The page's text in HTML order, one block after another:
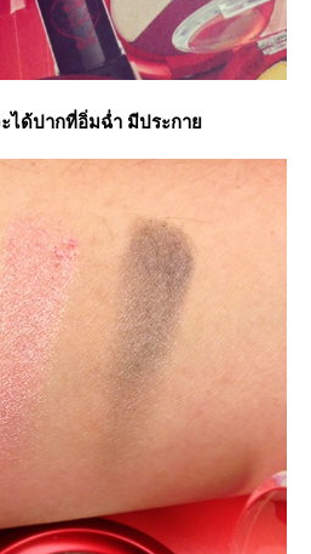
ะได้ปากที่อิ่มฉ่ำ มีประกา